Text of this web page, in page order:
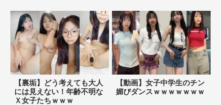
【裏垢】どう考えても大人
には見えない！年齢不明な
Ｘ女子たちｗｗｗ
【動画】女子中学生のチン
媚びダンスｗｗｗｗｗｗｗ